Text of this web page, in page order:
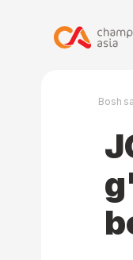
Bosh